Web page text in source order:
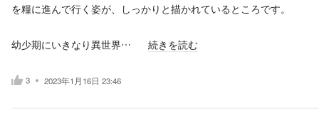
を糧に進んで行く姿が、しっかりと描かれているところです。
幼少期にいきなり異世界… 続きを読む
3 2023年1月16日 23:46